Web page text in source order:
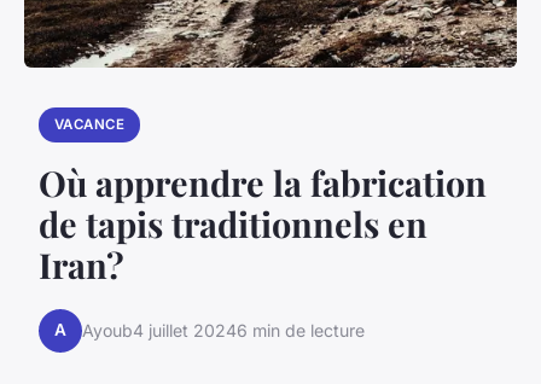
VACANCE
Où apprendre la fabrication
de tapis traditionnels en
Iran?
A Ayoub4 juillet 20246 min de lecture